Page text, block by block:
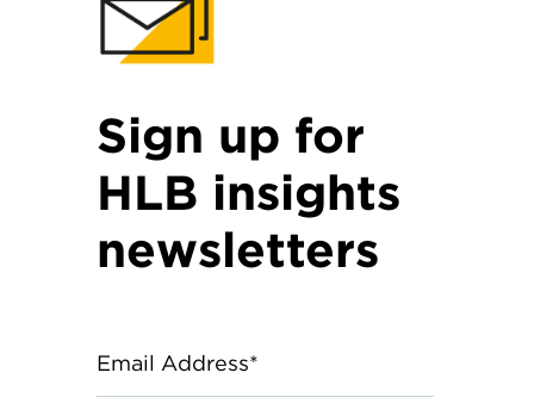
Sign up for
HLB insights
newsletters
Email Address*